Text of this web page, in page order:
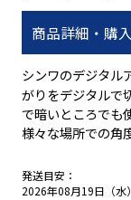
商品詳細・購
シンワのデジタル
がりをデジタルで
で暗いところでも
様々な場所での角度測定に使
表示切替が可能
ＥＥＰ音でお知ら
ない所の測定に便
発送目安：
2026年08月19日（水